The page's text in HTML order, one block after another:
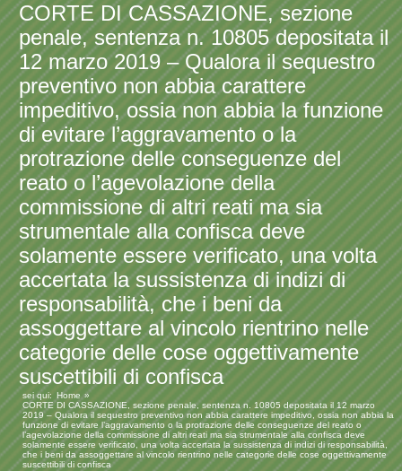
CORTE DI CASSAZIONE, sezione
penale, sentenza n. 10805 depositata il
12 marzo 2019 – Qualora il sequestro
preventivo non abbia carattere
impeditivo, ossia non abbia la funzione
di evitare l’aggravamento o la
protrazione delle conseguenze del
reato o l’agevolazione della
commissione di altri reati ma sia
strumentale alla confisca deve
solamente essere verificato, una volta
accertata la sussistenza di indizi di
responsabilità, che i beni da
assoggettare al vincolo rientrino nelle
categorie delle cose oggettivamente
suscettibili di confisca
sei qui:
Home
CORTE DI CASSAZIONE, sezione penale, sentenza n. 10805 depositata il 12 marzo
2019 – Qualora il sequestro preventivo non abbia carattere impeditivo, ossia non abbia la
funzione di evitare l’aggravamento o la protrazione delle conseguenze del reato o
l’agevolazione della commissione di altri reati ma sia strumentale alla confisca deve
solamente essere verificato, una volta accertata la sussistenza di indizi di responsabilità,
che i beni da assoggettare al vincolo rientrino nelle categorie delle cose oggettivamente
suscettibili di confisca